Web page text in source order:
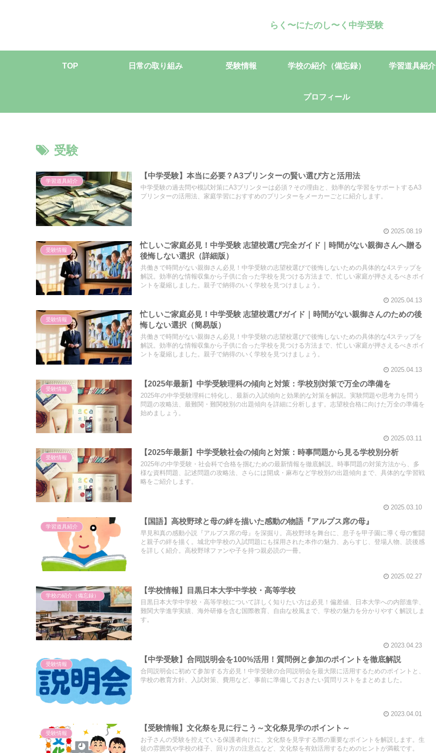
らく〜にたのし〜く中学受験
TOP 日常の取り組み 受験情報 学校の紹介（備忘録） 学習道具紹介
プロフィール
受験
学習道具紹介
【中学受験】本当に必要？A3プリンターの賢い選び方と活用法
中学受験の過去問や模試対策にA3プリンターは必須？その理由と、効率的な学習をサポートするA3
プリンターの活用法、家庭学習におすすめのプリンターをメーカーごとに紹介します。
2025.08.19
受験情報
忙しいご家庭必見！中学受験 志望校選び完全ガイド｜時間がない親御さんへ贈る
後悔しない選択（詳細版）
共働きで時間がない親御さん必見！中学受験の志望校選びで後悔しないための具体的な4ステップを
解説。効率的な情報収集から子供に合った学校を見つける方法まで、忙しい家庭が押さえるべきポイ
ントを凝縮しました。親子で納得のいく学校を見つけましょう。
2025.04.13
受験情報
忙しいご家庭必見！中学受験 志望校選びガイド｜時間がない親御さんのための後
悔しない選択（簡易版）
共働きで時間がない親御さん必見！中学受験の志望校選びで後悔しないための具体的な4ステップを
解説。効率的な情報収集から子供に合った学校を見つける方法まで、忙しい家庭が押さえるべきポイ
ントを凝縮しました。親子で納得のいく学校を見つけましょう。
2025.04.13
受験情報
【2025年最新】中学受験理科の傾向と対策：学校別対策で万全の準備を
2025年の中学受験理科に特化し、最新の入試傾向と効果的な対策を解説。実験問題や思考力を問う
問題の攻略法、最難関・難関校別の出題傾向を詳細に分析します。志望校合格に向けた万全の準備を
始めましょう。
2025.03.11
受験情報
【2025年最新】中学受験社会の傾向と対策：時事問題から見る学校別分析
2025年の中学受験・社会科で合格を掴むための最新情報を徹底解説。時事問題の対策方法から、多
様な資料問題、記述問題の攻略法、さらには開成・麻布など学校別の出題傾向まで、具体的な学習戦
略をご紹介します。
2025.03.10
学習道具紹介
【国語】高校野球と母の絆を描いた感動の物語『アルプス席の母』
早見和真の感動小説『アルプス席の母』を深掘り。高校野球を舞台に、息子を甲子園に導く母の奮闘
と親子の絆を描く。城北中学校の入試問題にも採用された本作の魅力、あらすじ、登場人物、読後感
を詳しく紹介。高校野球ファンや子を持つ親必読の一冊。
2025.02.27
学校の紹介（備忘録）
【学校情報】目黒日本大学中学校・高等学校
目黒日本大学中学校・高等学校について詳しく知りたい方は必見！偏差値、日本大学への内部進学、
難関大学進学実績、海外研修を含む国際教育、自由な校風まで、学校の魅力を分かりやすく解説しま
す。
2023.04.23
受験情報
【中学受験】合同説明会を100%活用！質問例と参加のポイントを徹底解説
合同説明会に初めて参加する方必見！中学受験の合同説明会を最大限に活用するためのポイントと、
学校の教育方針、入試対策、費用など、事前に準備しておきたい質問リストをまとめました。
2023.04.01
受験情報
【受験情報】文化祭を見に行こう～文化祭見学のポイント～
お子さんの受験を控えている保護者向けに、文化祭を見学する際の重要なポイントを解説します。生
徒の雰囲気や学校の様子、回り方の注意点など、文化祭を有効活用するためのヒントが満載です。